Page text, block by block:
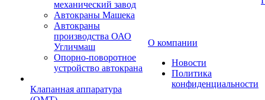
механический завод
Автокраны Машека
Автокраны
производства ОАО
Угличмаш
Опорно-поворотное
устройство автокрана
Клапанная аппаратура
О компании
Новости
Политика
конфиденциальности